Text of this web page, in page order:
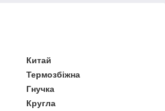
Китай
Термозбіжна
Гнучка
Кругла